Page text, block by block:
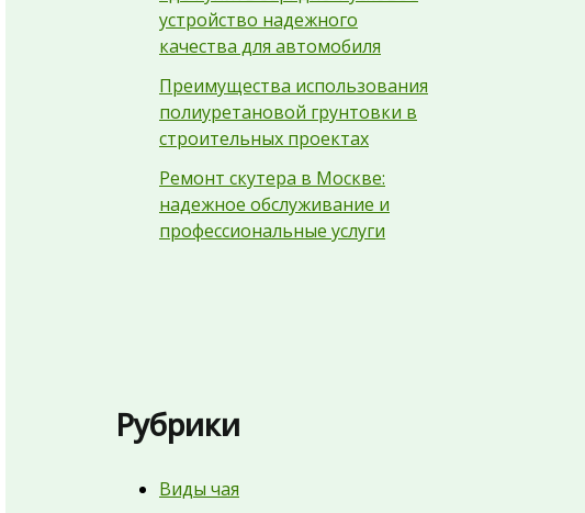
устройство надежного
качества для автомобиля
Преимущества использования
полиуретановой грунтовки в
строительных проектах
Ремонт скутера в Москве:
надежное обслуживание и
профессиональные услуги
Рубрики
Виды чая